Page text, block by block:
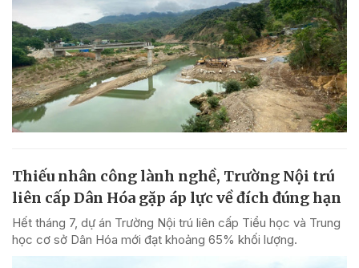
Thiếu nhân công lành nghề, Trường Nội trú
liên cấp Dân Hóa gặp áp lực về đích đúng hạn
Hết tháng 7, dự án Trường Nội trú liên cấp Tiểu học và Trung
học cơ sở Dân Hóa mới đạt khoảng 65% khối lượng.